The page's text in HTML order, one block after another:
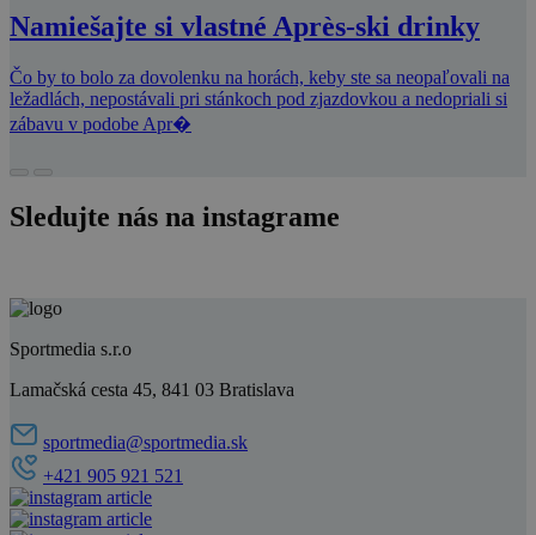
Namiešajte si vlastné Après-ski drinky
Čo by to bolo za dovolenku na horách, keby ste sa neopaľovali na
ležadlách, nepostávali pri stánkoch pod zjazdovkou a nedopriali si
zábavu v podobe Apr�
Sledujte nás na instagrame
Sportmedia s.r.o
Lamačská cesta 45, 841 03 Bratislava
sportmedia@sportmedia.sk
+421 905 921 521